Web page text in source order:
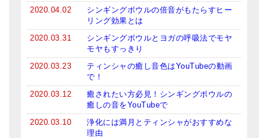
ギフトラッピング
シンギングボウル講座
初級講座
倍音呼吸法レッスン
2020.04.02
シンギングボウルの倍音がもたらすヒー
リング効果とは
2020.03.31
シンギングボウルとヨガの呼吸法でモヤ
モヤもすっきり
2020.03.23
ティンシャの癒し音色はYouTubeの動画
で！
2020.03.12
癒されたい方必見！シンギングボウルの
癒しの音をYouTubeで
2020.03.10
浄化には満月とティンシャがおすすめな
理由